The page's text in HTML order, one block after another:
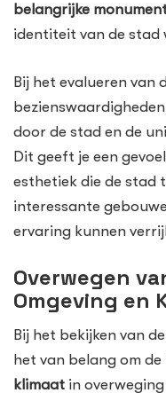
belangrijke
identiteit van de stad
Bij het evalueren van
door de stad en de
Dit geeft je een
esthetiek die de stad
interessante
ervaring kunnen
Overwegen
Omgeving en
Bij het bekijken van
het van belang om de
klimaat in